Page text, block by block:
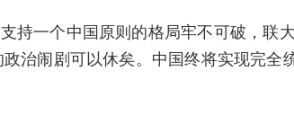
持一个中国原则的格局牢不可破，联
治闹剧可以休矣。中国终将实现完全